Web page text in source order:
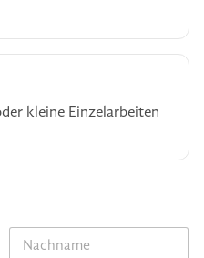
kleine Einzelarbeiten